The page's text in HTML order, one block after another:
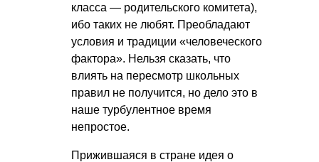
класса — родительского комитета),
ибо таких не любят. Преобладают
условия и традиции «человеческого
фактора». Нельзя сказать, что
влиять на пересмотр школьных
правил не получится, но дело это в
наше турбулентное время
непростое.
Прижившаяся в стране идея о